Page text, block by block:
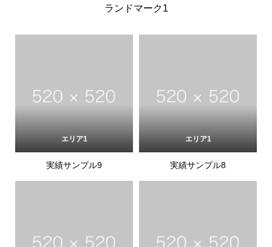
ランドマーク1
エリア1
実績サンプル9
エリア1
実績サンプル8